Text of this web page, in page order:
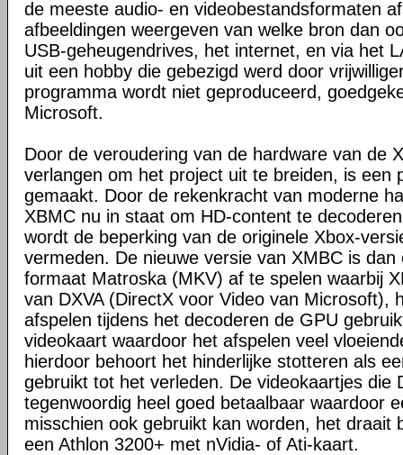
de meeste audio- en videobestandsformaten
afbeeldingen weergeven van welke bron dan
USB-geheugendrives, het internet, en via het
uit een hobby die gebezigd werd door
programma wordt niet geproduceerd,
Microsoft.
Door de veroudering van de hardware van de
verlangen om het project uit te breiden, is een
gemaakt. Door de rekenkracht van moderne
XBMC nu in staat om HD-content te
wordt de beperking van de originele Xbox-
vermeden. De nieuwe versie van XMBC is
formaat Matroska (MKV) af te spelen waarbij
van DXVA (DirectX voor Video van Microsoft),
afspelen tijdens het decoderen de GPU
videokaart waardoor het afspelen veel
hierdoor behoort het hinderlijke stotteren als
gebruikt tot het verleden. De videokaartjes die
tegenwoordig heel goed betaalbaar waardoor
misschien ook gebruikt kan worden, het draait
een Athlon 3200+ met nVidia- of Ati-kaart.